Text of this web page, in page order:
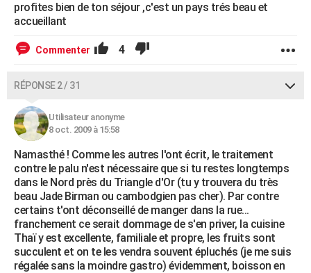
profites bien de ton séjour ,c'est un pays trés beau et
accueillant
Commenter 4
RÉPONSE 2 / 31
Utilisateur anonyme
8 oct. 2009 à 15:58
Namasthé ! Comme les autres l'ont écrit, le traitement
contre le palu n'est nécessaire que si tu restes longtemps
dans le Nord près du Triangle d'Or (tu y trouvera du très
beau Jade Birman ou cambodgien pas cher). Par contre
certains t'ont déconseillé de manger dans la rue...
franchement ce serait dommage de s'en priver, la cuisine
Thaï y est excellente, familiale et propre, les fruits sont
succulent et on te les vendra souvent épluchés (je me suis
régalée sans la moindre gastro) évidemment, boisson en